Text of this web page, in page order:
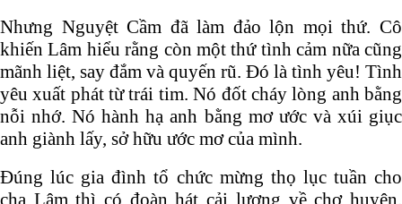
Nhưng Nguyệt Cầm đã làm đảo lộn mọi thứ. Cô
khiến Lâm hiểu rằng còn một thứ tình cảm nữa cũng
mãnh liệt, say đắm và quyến rũ. Đó là tình yêu! Tình
yêu xuất phát từ trái tim. Nó đốt cháy lòng anh bằng
nỗi nhớ. Nó hành hạ anh bằng mơ ước và xúi giục
anh giành lấy, sở hữu ước mơ của mình.
Đúng lúc gia đình tổ chức mừng thọ lục tuần cho
cha Lâm thì có đoàn hát cải lương về chợ huyện.